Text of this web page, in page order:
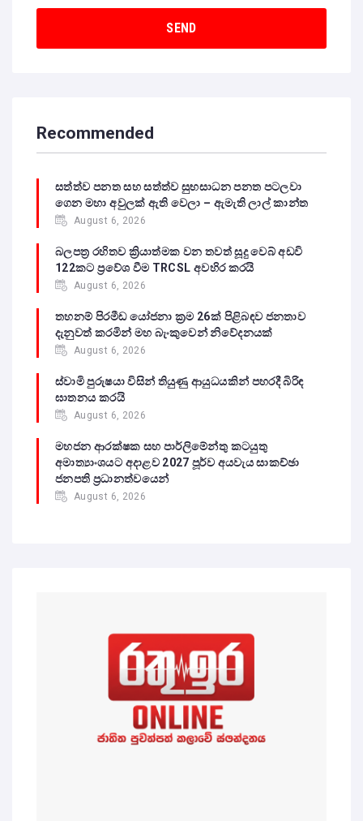
Recommended
සත්ත්ව පනත සහ සත්ත්ව සුභසාධන පනත පටලවා
ගෙන මහා අවුලක් ඇති වෙලා – ඇමැති ලාල් කාන්ත
August 6, 2026
බලපත්‍ර රහිතව ක්‍රියාත්මක වන තවත් සූදු වෙබ් අඩවි
122කට ප්‍රවේශ වීම TRCSL අවහිර කරයි
August 6, 2026
තහනම් පිරමීඩ යෝජනා ක්‍රම 26ක් පිළිබඳව ජනතාව
දැනුවත් කරමින් මහ බැංකුවෙන් නිවේදනයක්
August 6, 2026
ස්වාමි පුරුෂයා විසින් තියුණු ආයුධයකින් පහරදී බිරිඳ
ඝාතනය කරයි
August 6, 2026
මහජන ආරක්ෂක සහ පාර්ලිමේන්තු කටයුතු
අමාත්‍යාංශයට අදාළව 2027 පූර්ව අයවැය සාකච්ඡා
ජනපති ප්‍රධානත්වයෙන්
August 6, 2026